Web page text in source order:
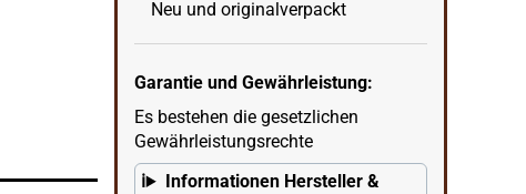
Neu und originalverpackt
Garantie und Gewährleistung:
Es bestehen die gesetzlichen
Gewährleistungsrechte
Informationen Hersteller &